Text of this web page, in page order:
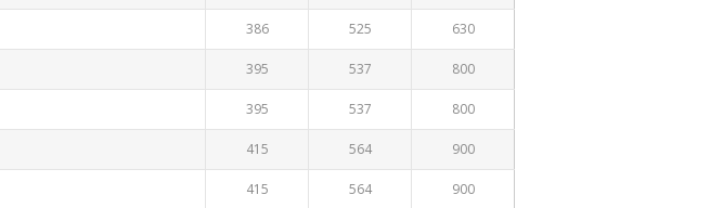
386 525 630
395 537 800
395 537 800
415 564 900
415 564 900